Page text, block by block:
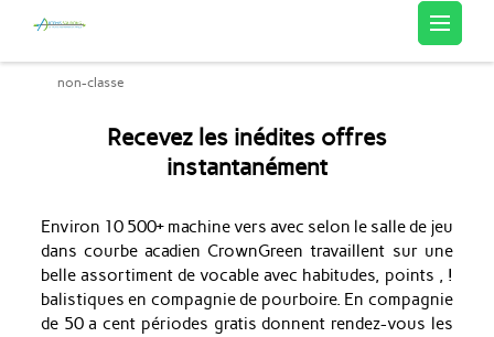
non-classe
Recevez les inédites offres
instantanément
Environ 10 500+ machine vers avec selon le salle de jeu
dans courbe acadien CrownGreen travaillent sur une
belle assortiment de vocable avec habitudes, points , !
balistiques en compagnie de pourboire. En compagnie
de 50 a cent périodes gratis donnent rendez-vous les